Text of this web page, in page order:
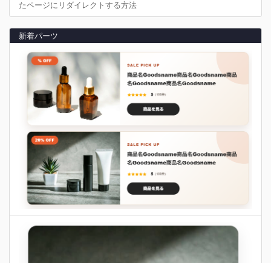
たページにリダイレクトする方法
新着パーツ